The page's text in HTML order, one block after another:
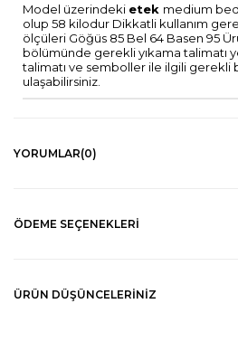
Model üzerindeki etek medium
olup 58 kilodur Dikkatli kullanım
ölçüleri Göğüs 85 Bel 64 Basen 95
bölümünde gerekli yıkama talimatı
talimatı ve semboller ile ilgili
ulaşabilirsiniz.
YORUMLAR(0)
ÖDEME SEÇENEKLERI
ÜRÜN DÜŞÜNCELERINIZ